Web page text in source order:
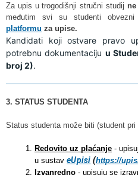
Za upis u trogodišnji stručni studij
međutim svi su studenti
platformu za upise.
Kandidati koji ostvare pravo
potrebnu dokumentaciju u
broj 2).
3. STATUS STUDENTA
Status studenta može biti (student
Redovito uz plaćanje -
u sustav eUpisi (https://
Izvanredno - upisuju se